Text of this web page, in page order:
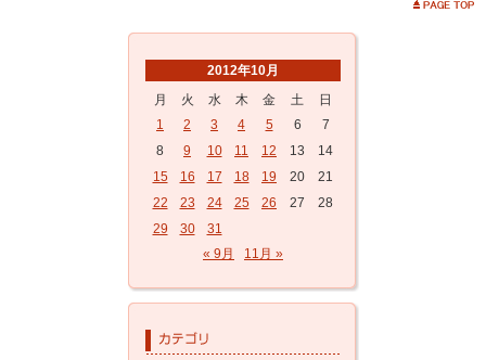
2012年10月
月
火 水 木 金 土
日
1
2 3 4 5 6
7
8
9 10 11 12 13
14
15
16 17 18 19 20
21
22
23 24 25 26 27
28
29
30
31
« 9月
11月 »